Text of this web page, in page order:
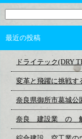
最近の投稿
ドライテック
変革と飛躍に挑戦す
奈良県御所市葛城
奈良 建設業 の